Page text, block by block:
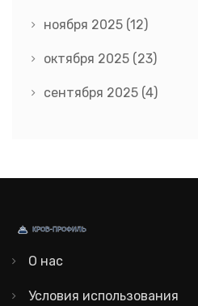
ноября 2025 (12)
октября 2025 (23)
сентября 2025 (4)
О нас
Условия использования